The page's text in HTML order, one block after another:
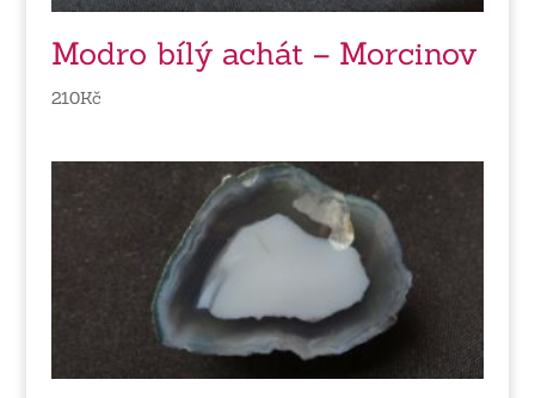
Modro bílý achát – Morcinov
210Kč